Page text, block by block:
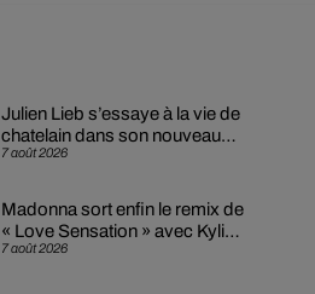
7 août 2026
Julien Lieb s’essaye à la vie de
chatelain dans son nouveau
clip
7 août 2026
Madonna sort enfin le remix de
« Love Sensation » avec Kylie
Minogue